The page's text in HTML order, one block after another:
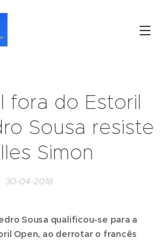
fora do Estoril
Sousa resiste
Simon
30-04-2018
Sousa qualificou-se para a
Open, ao derrotar o francês